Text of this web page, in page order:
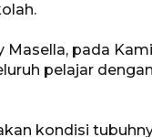
pada
pelajar
kondisi